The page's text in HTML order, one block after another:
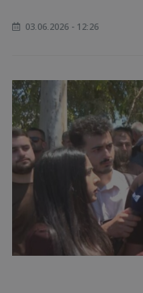
03.06.2026 - 12:26